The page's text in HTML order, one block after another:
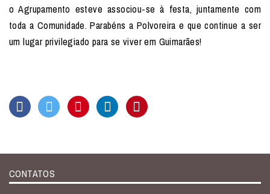
o Agrupamento esteve associou-se à festa, juntamente com
toda a Comunidade. Parabéns a Polvoreira e que continue a ser
um lugar privilegiado para se viver em Guimarães!
CONTATOS